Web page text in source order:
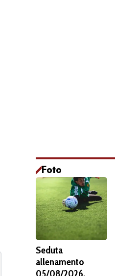
Foto
Seduta
allenamento